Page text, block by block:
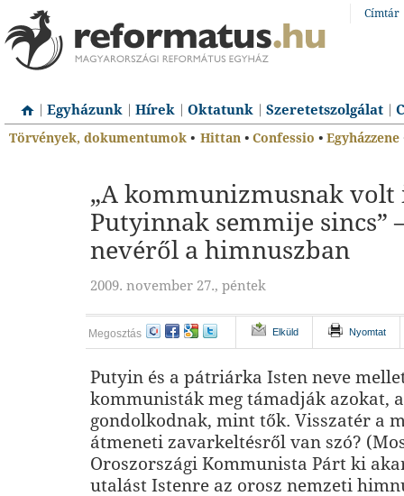
Címtár
Egyházunk Hírek Oktatunk Szeretetszolgálat
Törvények, dokumentumok • Hittan • Confessio • Egyházzene
„A kommunizmusnak volt
Putyinnak semmije sincs”
nevéről a himnuszban
2009. november 27., péntek
Megosztás Elküld Nyomtat
Putyin és a pátriárka Isten neve
kommunisták meg támadják azokat,
gondolkodnak, mint tők. Visszatér a
átmeneti zavarkeltésről van szó?
Oroszországi Kommunista Párt ki
utalást Istenre az orosz nemzeti